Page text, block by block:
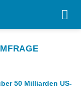
50 Milliarden US-